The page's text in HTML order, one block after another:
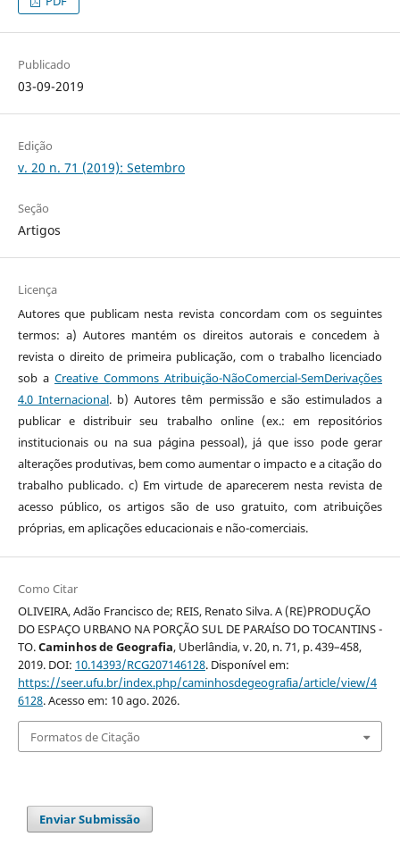
Publicado
03-09-2019
Edição
v. 20 n. 71 (2019): Setembro
Seção
Artigos
Licença
Autores que publicam nesta revista concordam com os seguintes
termos: a) Autores mantém os direitos autorais e concedem à
revista o direito de primeira publicação, com o trabalho licenciado
sob a Creative Commons Atribuição-NãoComercial-SemDerivações
4.0 Internacional. b) Autores têm permissão e são estimulados a
publicar e distribuir seu trabalho online (ex.: em repositórios
institucionais ou na sua página pessoal), já que isso pode gerar
alterações produtivas, bem como aumentar o impacto e a citação do
trabalho publicado. c) Em virtude de aparecerem nesta revista de
acesso público, os artigos são de uso gratuito, com atribuições
próprias, em aplicações educacionais e não-comerciais.
Como Citar
OLIVEIRA, Adão Francisco de; REIS, Renato Silva. A (RE)PRODUÇÃO
DO ESPAÇO URBANO NA PORÇÃO SUL DE PARAÍSO DO TOCANTINS -
TO.Caminhos de Geografia, Uberlândia, v. 20, n. 71, p. 439–458,
2019. DOI: 10.14393/RCG207146128. Disponível em:
https://seer.ufu.br/index.php/caminhosdegeografia/article/view/4
6128. Acesso em: 10 ago. 2026.
Formatos de Citação
Enviar Submissão